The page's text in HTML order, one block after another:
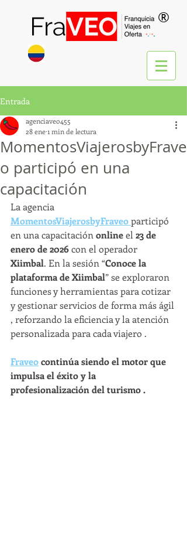
®
Entrada
MomentosViajerosbyFrave
o participó en una
capacitación
agenciaveo455
28 ene1 min de lectura
La agencia
MomentosViajerosbyFraveo participó
en una capacitación online el 23 de
enero de 2026 con el operador
Xiimbal. En la sesión “Conoce la
plataforma de Xiimbal” se exploraron
funciones y herramientas para cotizar
y gestionar servicios de forma más ágil
, reforzando la eficiencia y la atención
personalizada para cada viajero .
Fraveo continúa siendo el motor que
impulsa el éxito y la
profesionalización del turismo .